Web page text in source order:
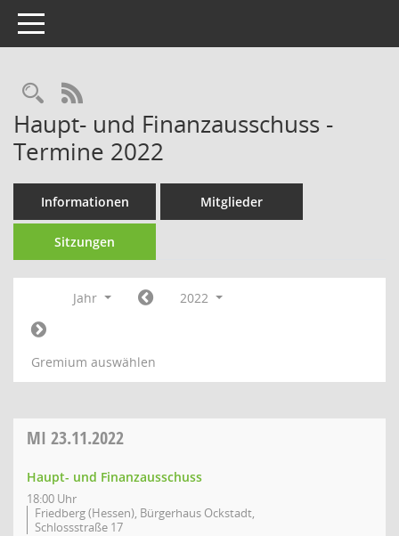
Toggle navigation
Rechercheauswahl
RSS-Feed
Haupt- und Finanzausschuss -
Termine 2022
Informationen Mitglieder
Sitzungen
Jahr 2022
Gremium auswählen
MI 23.11.2022
Haupt- und Finanzausschuss
18:00 Uhr
Friedberg (Hessen), Bürgerhaus Ockstadt,
Schlossstraße 17